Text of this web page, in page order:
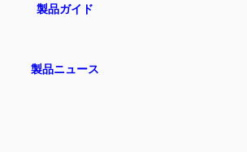
製品ガイド
製品ニュース